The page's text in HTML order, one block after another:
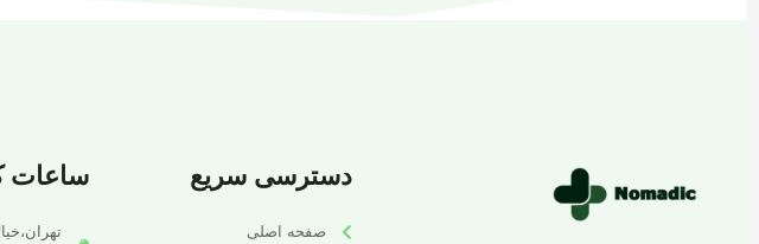
دسترسی سریع
صفحه اصلی
ساعات